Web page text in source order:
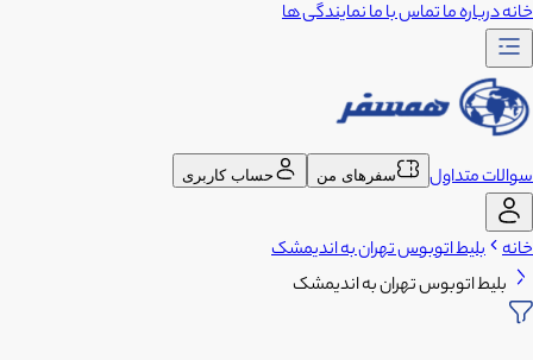
خانهدرباره ماتماس با مانمایندگی ها
سوالات متداول سفرهای من حساب کاربری
خانه بلیط اتوبوس تهران به اندیمشک
بلیط اتوبوس تهران به اندیمشک